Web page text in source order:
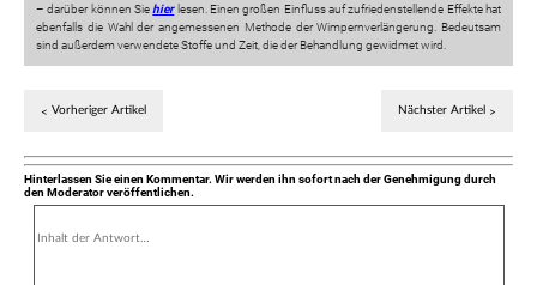
– darüber können Siehierlesen. Einen großen Einfluss auf zufriedenstellende Effekte hat
ebenfalls die Wahl der angemessenen Methode der Wimpernverlängerung. Bedeutsam
sind außerdem verwendete Stoffe und Zeit, die der Behandlung gewidmet wird.
Vorheriger Artikel Nächster Artikel
Hinterlassen Sie einen Kommentar. Wir werden ihn sofort nach der Genehmigung durch
den Moderator veröffentlichen.